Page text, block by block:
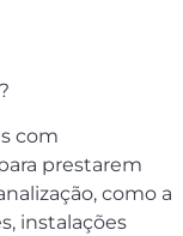
com
prestarem
como a
instalações